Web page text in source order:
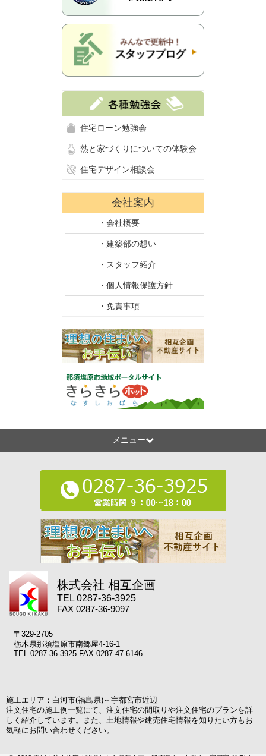
住宅ローン勉強会
熱と家づくりについての体験会
住宅デザイン相談会
会社案内
・会社概要
・建築部の想い
・スタッフ紹介
・個人情報保護方針
・免責事項
メニュー
株式会社 相互企画
TEL 0287-36-3925
FAX 0287-36-9097
〒329-2705
栃木県那須塩原市南郷屋4-16-1
TEL 0287-36-3925 FAX 0287-47-6146
施工エリア：白河市(福島県)～宇都宮市近辺
注文住宅の施工例一覧にて、注文住宅の間取りや注文住宅のプランを詳
しく紹介しています。また、土地情報や建売住宅情報を知りたい方もお
気軽にお問い合わせください。